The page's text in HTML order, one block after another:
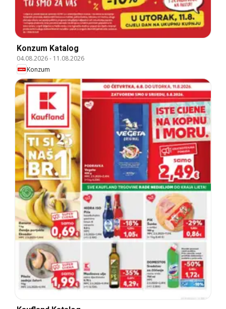
Konzum Katalog
04.08.2026- 11.08.2026
Konzum